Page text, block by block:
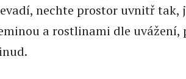
nechte prostor uvnitř tak,
a rostlinami dle uvážení,